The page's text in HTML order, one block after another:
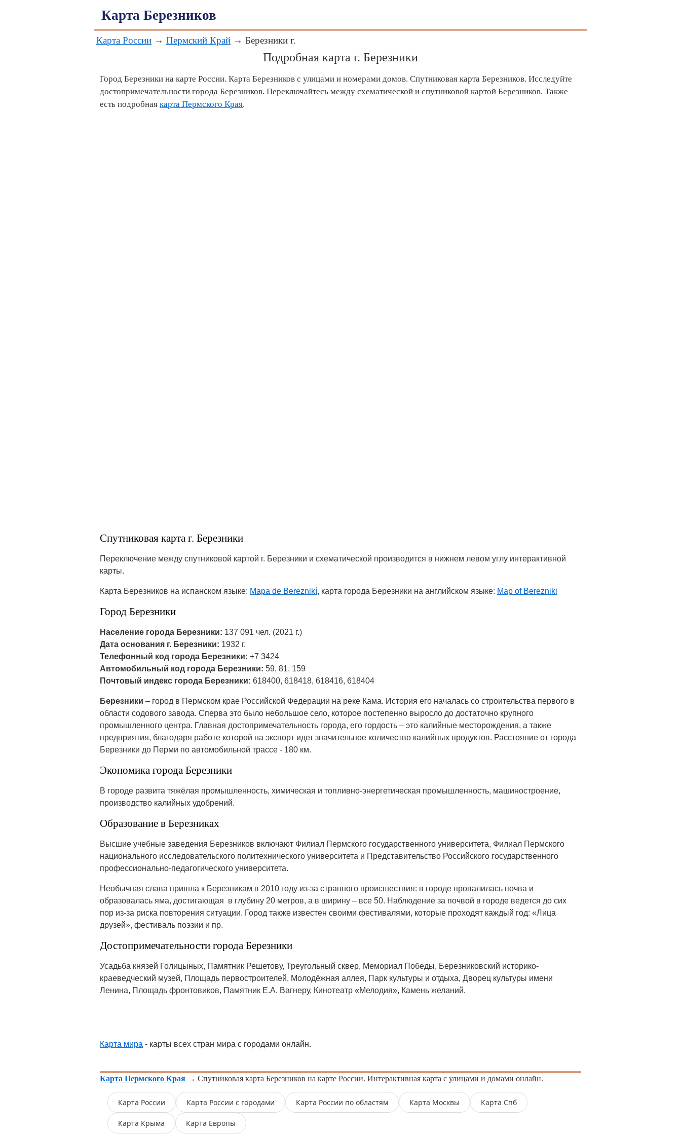
Карта Березников
Карта России → Пермский Край → Березники г.
Подробная карта г. Березники
Город Березники на карте России. Карта Березников с улицами и номерами домов. Спутниковая карта Березников. Исследуйте
достопримечательности города Березников. Переключайтесь между схематической и спутниковой картой Березников. Также
есть подробная карта Пермского Края.
Спутниковая карта г. Березники
Переключение между спутниковой картой г. Березники и схематической производится в нижнем левом углу интерактивной
карты.
Карта Березников на испанском языке: Mapa de Bereznikí, карта города Березники на английском языке: Map of Berezniki
Город Березники
Население города Березники: 137 091 чел. (2021 г.)
Дата основания г. Березники: 1932 г.
Телефонный код города Березники: +7 3424
Автомобильный код города Березники: 59, 81, 159
Почтовый индекс города Березники: 618400, 618418, 618416, 618404
Березники – город в Пермском крае Российской Федерации на реке Кама. История его началась со строительства первого в
области содового завода. Сперва это было небольшое село, которое постепенно выросло до достаточно крупного
промышленного центра. Главная достопримечательность города, его гордость – это калийные месторождения, а также
предприятия, благодаря работе которой на экспорт идет значительное количество калийных продуктов. Расстояние от города
Березники до Перми по автомобильной трассе - 180 км.
Экономика города Березники
В городе развита тяжёлая промышленность, химическая и топливно-энергетическая промышленность, машиностроение,
производство калийных удобрений.
Образование в Березниках
Высшие учебные заведения Березников включают Филиал Пермского государственного университета, Филиал Пермского
национального исследовательского политехнического университета и Представительство Российского государственного
профессионально-педагогического университета.
Необычная слава пришла к Березникам в 2010 году из-за странного происшествия: в городе провалилась почва и
образовалась яма, достигающая в глубину 20 метров, а в ширину – все 50. Наблюдение за почвой в городе ведется до сих
пор из-за риска повторения ситуации. Город также известен своими фестивалями, которые проходят каждый год: «Лица
друзей», фестиваль поэзии и пр.
Достопримечательности города Березники
Усадьба князей Голицыных, Памятник Решетову, Треугольный сквер, Мемориал Победы, Березниковский историко-
краеведческий музей, Площадь первостроителей, Молодёжная аллея, Парк культуры и отдыха, Дворец культуры имени
Ленина, Площадь фронтовиков, Памятник Е.А. Вагнеру, Кинотеатр «Мелодия», Камень желаний.
Карта мира - карты всех стран мира с городами онлайн.
Карта Пермского Края → Спутниковая карта Березников на карте России. Интерактивная карта с улицами и домами онлайн.
Карта России Карта России с городами Карта России по областям Карта Москвы Карта Спб
Карта Крыма Карта Европы